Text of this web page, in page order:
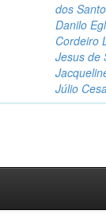
dos
Danilo
Cordeiro
Jesus de
Júlio